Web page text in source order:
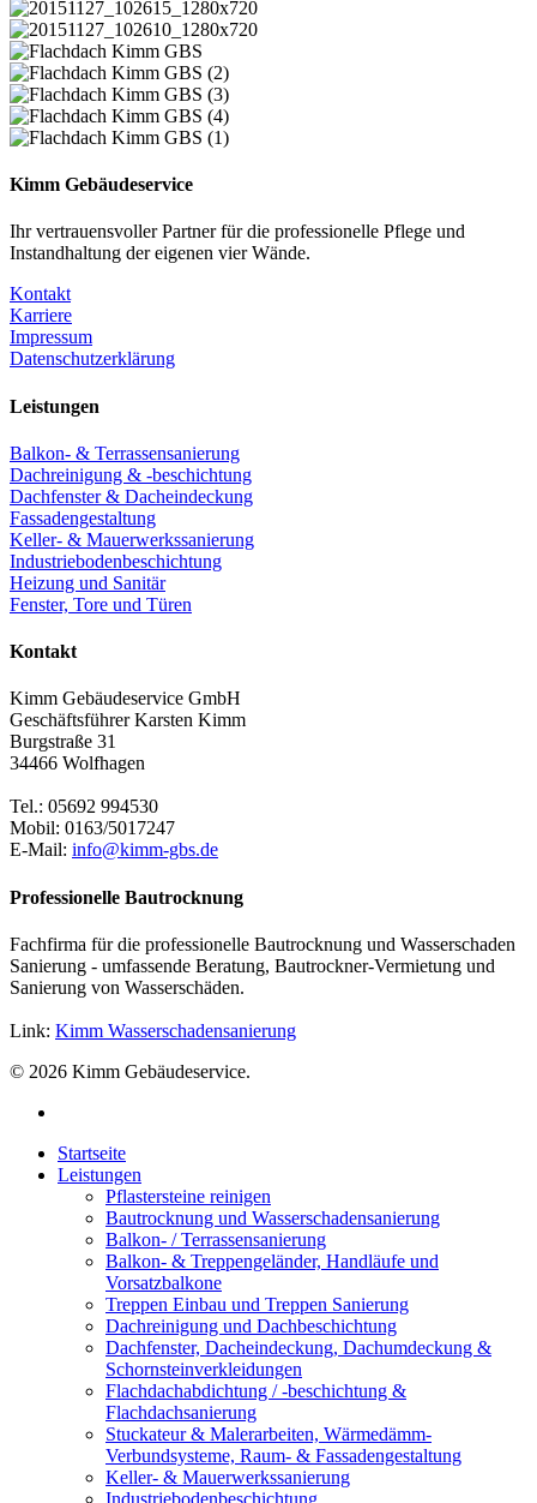
Kimm Gebäudeservice
Ihr vertrauensvoller Partner für die professionelle Pflege und
Instandhaltung der eigenen vier Wände.
Kontakt
Karriere
Impressum
Datenschutzerklärung
Leistungen
Balkon- & Terrassensanierung
Dachreinigung & -beschichtung
Dachfenster & Dacheindeckung
Fassadengestaltung
Keller- & Mauerwerkssanierung
Industriebodenbeschichtung
Heizung und Sanitär
Fenster, Tore und Türen
Kontakt
Kimm Gebäudeservice GmbH
Geschäftsführer Karsten Kimm
Burgstraße 31
34466 Wolfhagen
Tel.: 05692 994530
Mobil: 0163/5017247
E-Mail: info@kimm-gbs.de
Professionelle Bautrocknung
Fachfirma für die professionelle Bautrocknung und Wasserschaden
Sanierung - umfassende Beratung, Bautrockner-Vermietung und
Sanierung von Wasserschäden.
Link: Kimm Wasserschadensanierung
© 2026 Kimm Gebäudeservice.
Startseite
Leistungen
Pflastersteine reinigen
Bautrocknung und Wasserschadensanierung
Balkon- / Terrassensanierung
Balkon- & Treppengeländer, Handläufe und
Vorsatzbalkone
Treppen Einbau und Treppen Sanierung
Dachreinigung und Dachbeschichtung
Dachfenster, Dacheindeckung, Dachumdeckung &
Schornsteinverkleidungen
Flachdachabdichtung / -beschichtung &
Flachdachsanierung
Stuckateur & Malerarbeiten, Wärmedämm-
Verbundsysteme, Raum- & Fassadengestaltung
Keller- & Mauerwerkssanierung
Industriebodenbeschichtung